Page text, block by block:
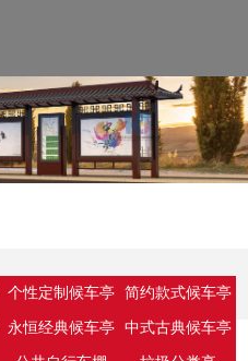
个性定制候车亭 简约款式候车亭
永恒经典候车亭 中式古典候车亭